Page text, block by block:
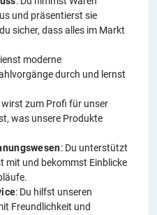
und präsentierst sie
sicher, dass alles im Markt
moderne
durch und lernst
wirst zum Profi für unser
was unsere Produkte
: Du unterstützt
mit und bekommst Einblicke
: Du hilfst unseren
Freundlichkeit und